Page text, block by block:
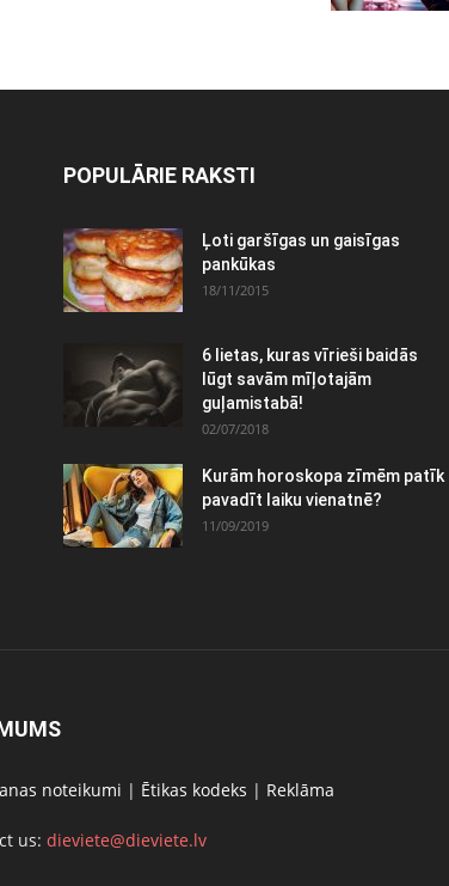
POPULĀRIE RAKSTI
Ļoti garšīgas un gaisīgas
pankūkas
18/11/2015
6 lietas, kuras vīrieši baidās
lūgt savām mīļotajām
guļamistabā!
02/07/2018
Kurām horoskopa zīmēm patīk
pavadīt laiku vienatnē?
11/09/2019
noteikumi | Ētikas kodeks | Reklāma
us: dieviete@dieviete.lv